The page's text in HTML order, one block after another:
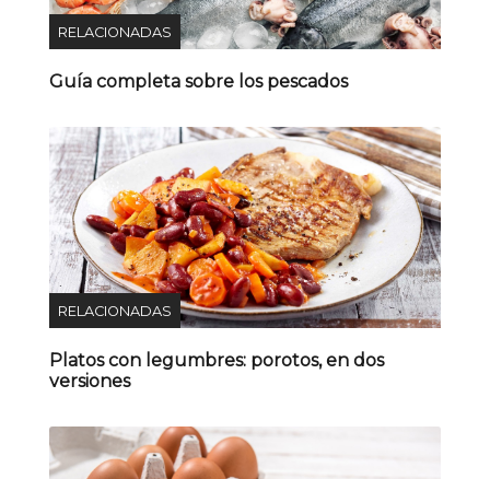
RELACIONADAS
Guía completa sobre los pescados
RELACIONADAS
Platos con legumbres: porotos, en dos
versiones